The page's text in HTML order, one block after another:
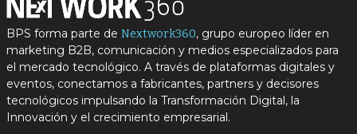
BPS forma parte de Nextwork360, grupo europeo líder en
marketing B2B, comunicación y medios especializados para
el mercado tecnológico. A través de plataformas digitales y
eventos, conectamos a fabricantes, partners y decisores
tecnológicos impulsando la Transformación Digital, la
Innovación y el crecimiento empresarial.